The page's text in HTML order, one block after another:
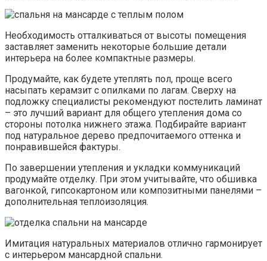
Необходимость отталкиваться от высоты помещения
заставляет заменить некоторые большие детали
интерьера на более компактные размеры.
Продумайте, как будете утеплять пол, проще всего
насыпать керамзит с опилками по лагам. Сверху на
подложку специалисты рекомендуют постелить ламинат
– это лучший вариант для общего утепления дома со
стороны потолка нижнего этажа. Подбирайте вариант
под натуральное дерево предпочитаемого оттенка и
понравившейся фактуры.
По завершении утепления и укладки коммуникаций
продумайте отделку. При этом учитывайте, что обшивка
вагонкой, гипсокартоном или композитными панелями –
дополнительная теплоизоляция.
Имитация натуральных материалов отлично гармонирует
с интерьером мансардной спальни.